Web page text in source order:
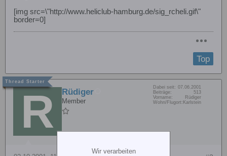
[img src=\"http://www.heliclub-hamburg.de/sig_rcheli.gif\"
border=0]
Top
Rüdiger
Member
Dabei seit: 07.06.2001
Beiträge:
513
Vorname:
Rüdiger
Wohn/Flugort: Karlstein
Wir verarbeiten